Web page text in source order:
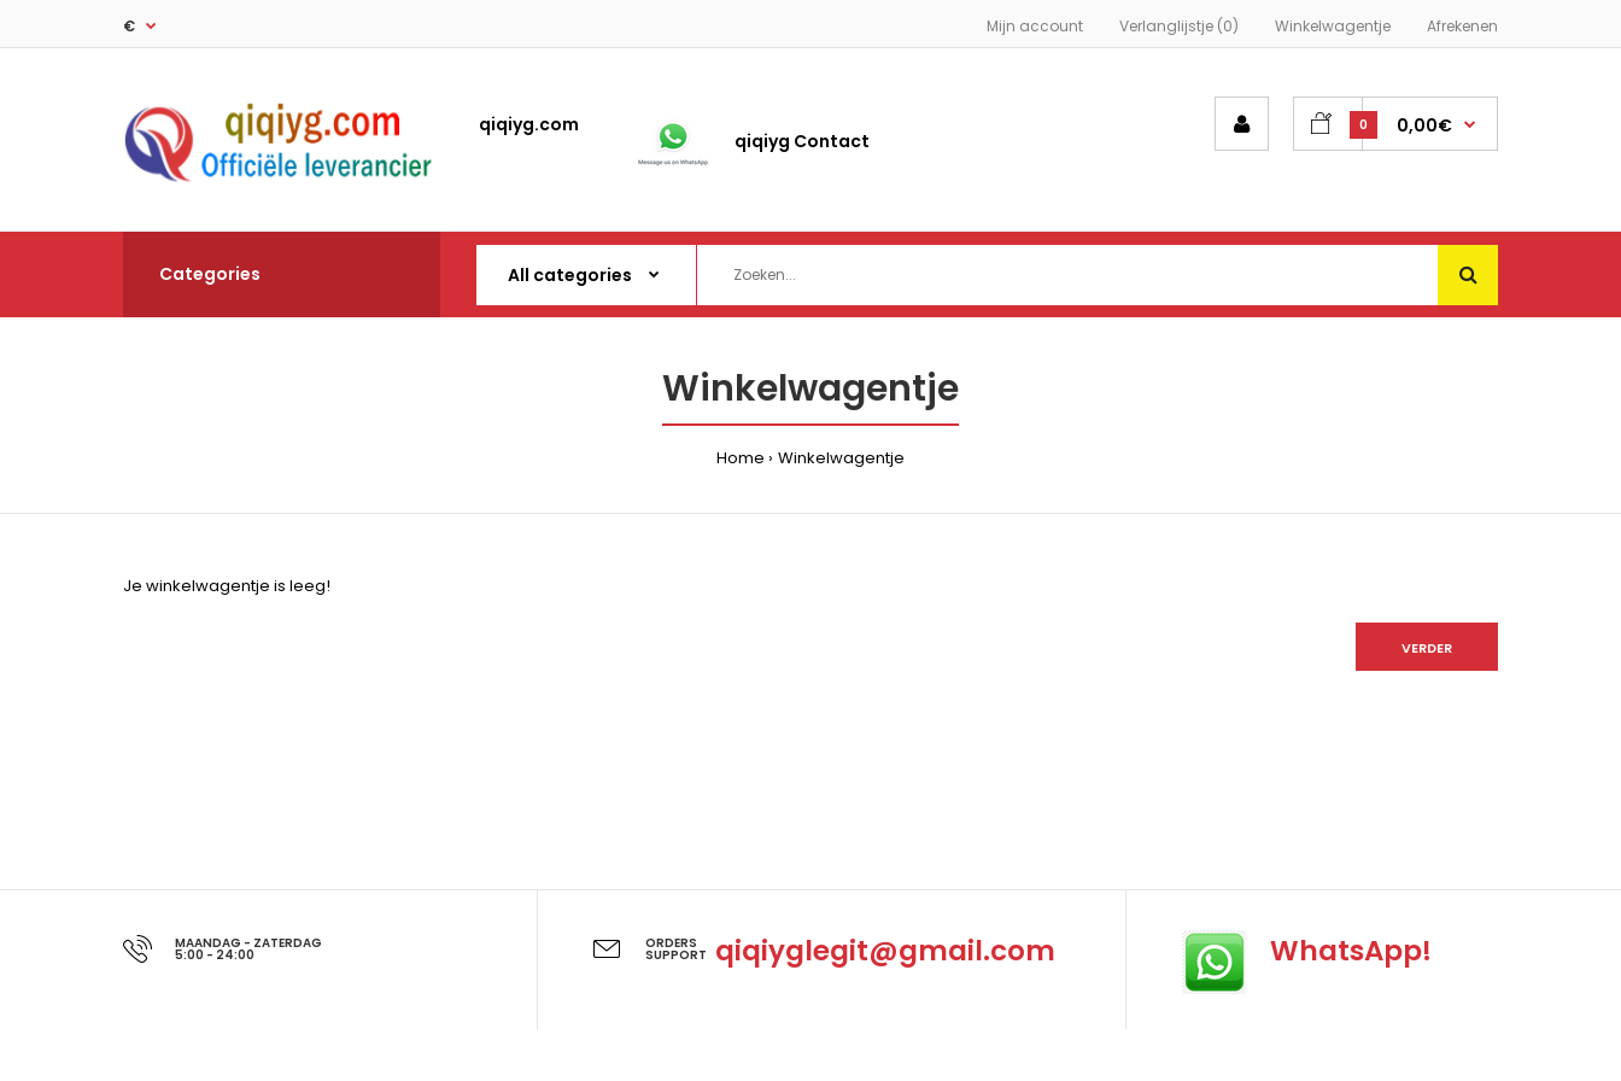
Mijn account Verlanglijstje (0) Winkelwagentje Afrekenen
€
qiqiyg.com
qiqiyg Contact
0 0,00€
Categories
Winkelwagentje
Home Winkelwagentje
Je winkelwagentje is leeg!
VERDER
MAANDAG - ZATERDAG
5:00 - 24:00
ORDERS
SUPPORT qiqiyglegit@gmail.com WhatsApp!